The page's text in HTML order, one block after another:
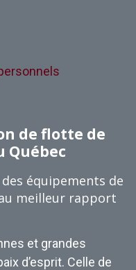
de flotte de
Québec
équipements de
meilleur rapport
et grandes
d’esprit. Celle de